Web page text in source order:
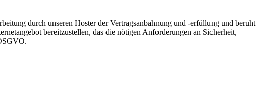
durch unseren Hoster der Vertragsanbahnung und -erfüllung und beruht
bereitzustellen, das die nötigen Anforderungen an Sicherheit,